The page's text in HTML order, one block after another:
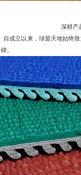
深耕产
成立以来，绿茵天地始终
。